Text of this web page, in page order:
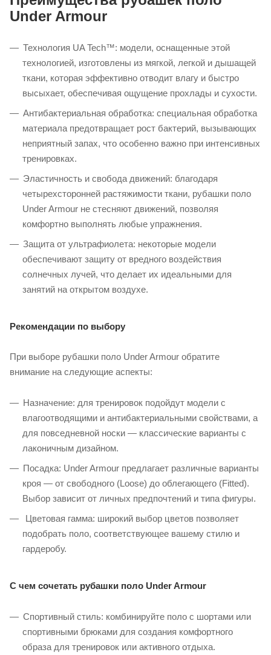
Under Armour
Технология UA Tech™: модели, оснащенные этой
технологией, изготовлены из мягкой, легкой и дышащей
ткани, которая эффективно отводит влагу и быстро
высыхает, обеспечивая ощущение прохлады и сухости.
Антибактериальная обработка: специальная обработка
материала предотвращает рост бактерий, вызывающих
неприятный запах, что особенно важно при интенсивных
тренировках.
Эластичность и свобода движений: благодаря
четырехсторонней растяжимости ткани, рубашки поло
Under Armour не стесняют движений, позволяя
комфортно выполнять любые упражнения. ​
Защита от ультрафиолета: некоторые модели
обеспечивают защиту от вредного воздействия
солнечных лучей, что делает их идеальными для
занятий на открытом воздухе. ​
Рекомендации по выбору
При выборе рубашки поло Under Armour обратите
внимание на следующие аспекты:
Назначение: для тренировок подойдут модели с
влагоотводящими и антибактериальными свойствами, а
для повседневной носки — классические варианты с
лаконичным дизайном.​
Посадка: Under Armour предлагает различные варианты
кроя — от свободного (Loose) до облегающего (Fitted).
Выбор зависит от личных предпочтений и типа фигуры.​
Цветовая гамма: широкий выбор цветов позволяет
подобрать поло, соответствующее вашему стилю и
гардеробу.​
С чем сочетать рубашки поло Under Armour
Спортивный стиль: комбинируйте поло с шортами или
спортивными брюками для создания комфортного
образа для тренировок или активного отдыха.​